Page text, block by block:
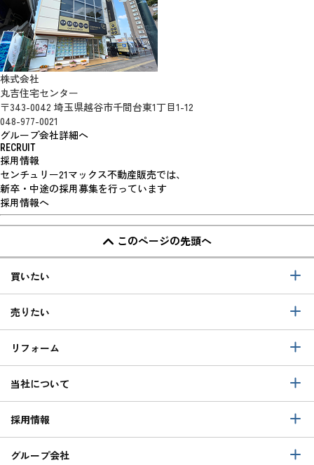
株式会社
丸吉住宅センター
〒343-0042 埼玉県越谷市千間台東1丁目1-12
048-977-0021
グループ会社詳細へ
RECRUIT
採用情報
センチュリー21マックス不動産販売では、
新卒・中途の採用募集を行っています
採用情報へ
このページの先頭へ
買いたい
売りたい
リフォーム
当社について
採用情報
グループ会社